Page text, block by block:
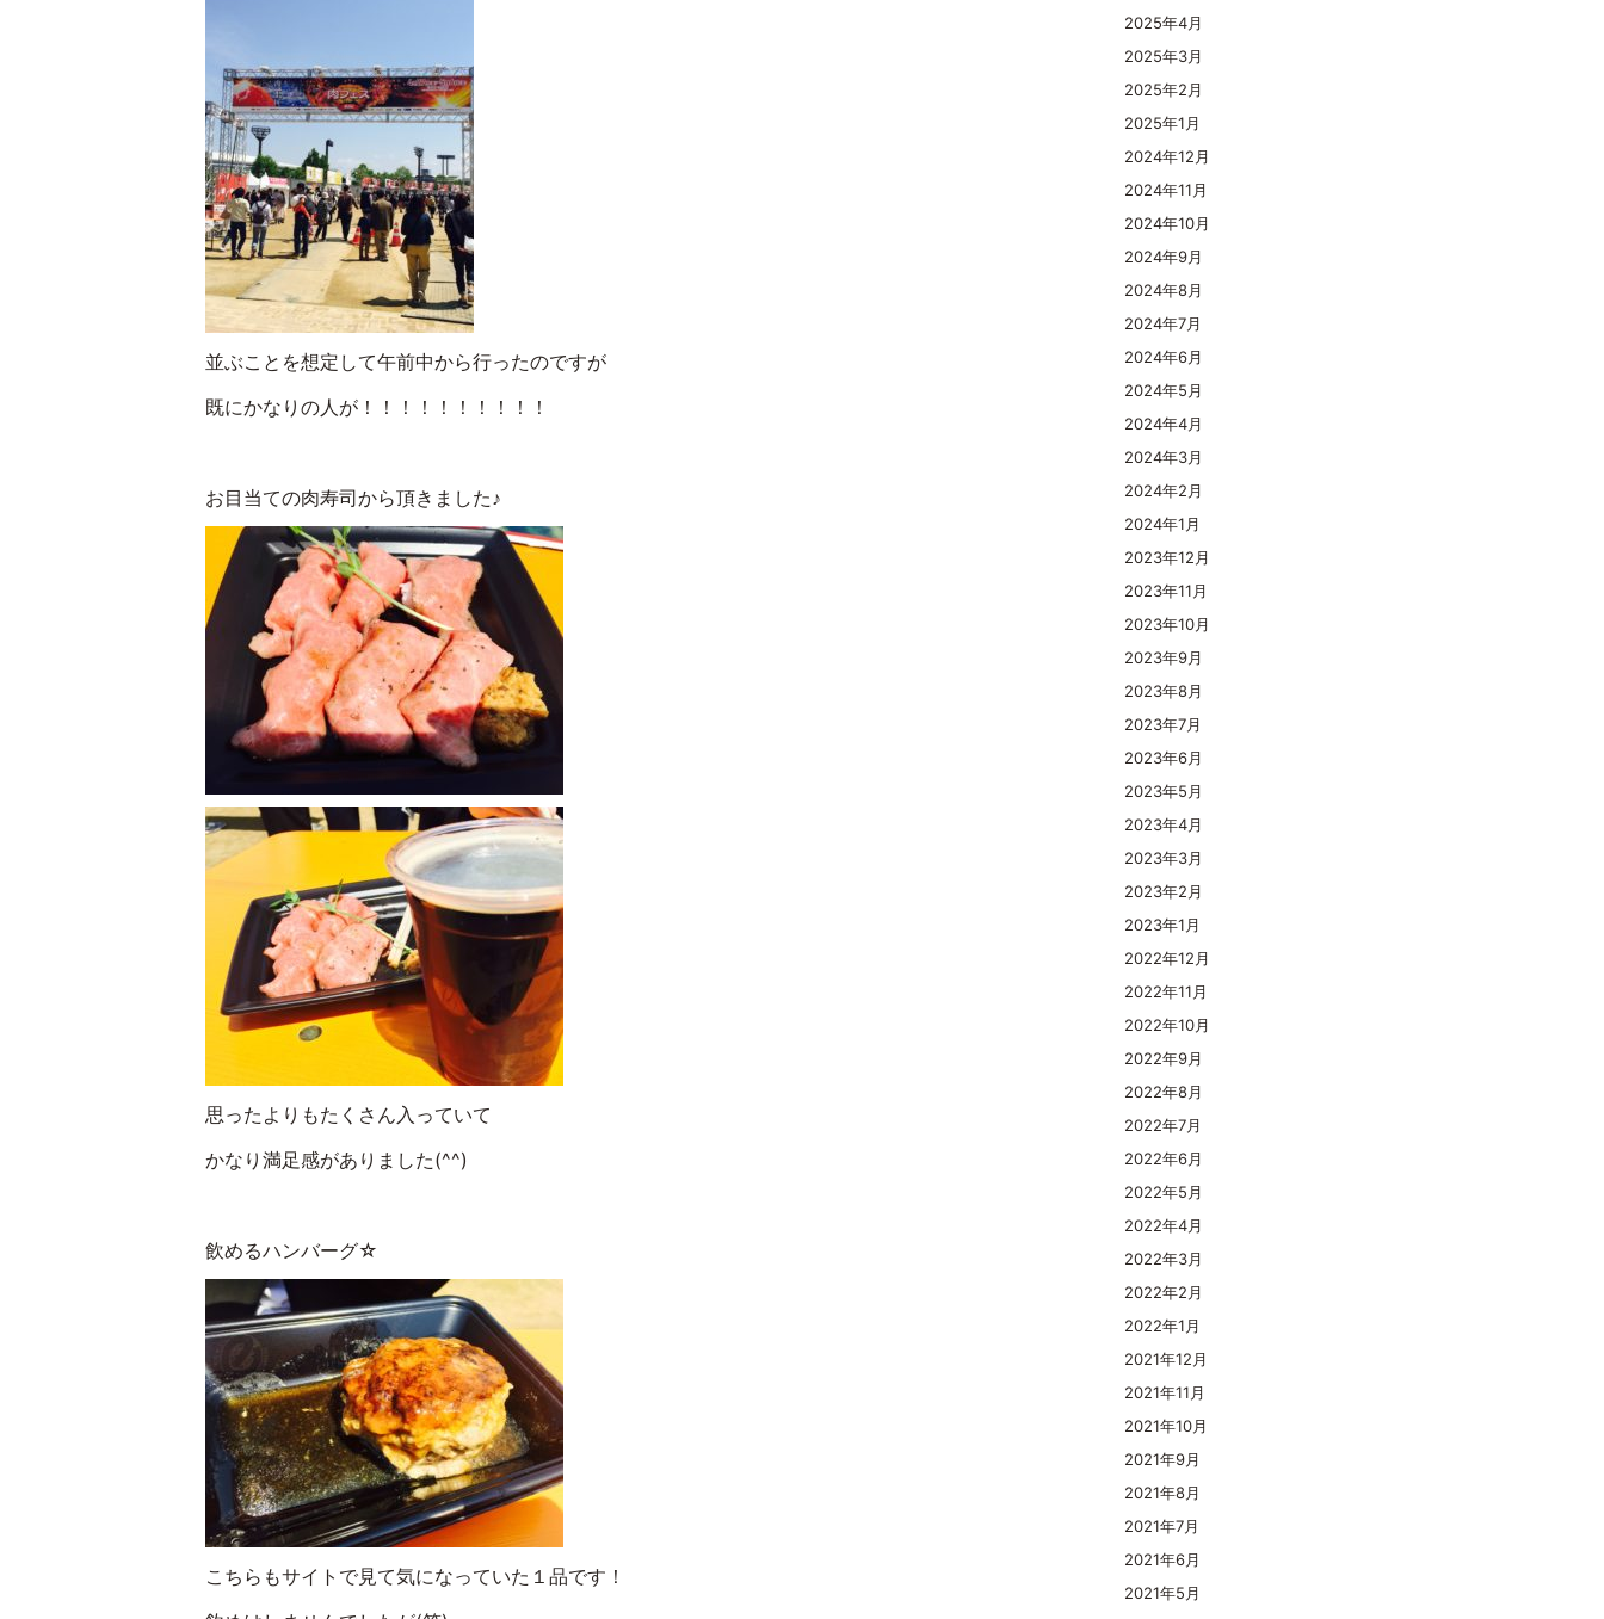
並ぶことを想定して午前中から行ったのですが
既にかなりの人が！！！！！！！！！！
お目当ての肉寿司から頂きました♪
思ったよりもたくさん入っていて
かなり満足感がありました(^^)
飲めるハンバーグ☆
こちらもサイトで見て気になっていた１品です！
2025年4月
2025年3月
2025年2月
2025年1月
2024年12月
2024年11月
2024年10月
2024年9月
2024年8月
2024年7月
2024年6月
2024年5月
2024年4月
2024年3月
2024年2月
2024年1月
2023年12月
2023年11月
2023年10月
2023年9月
2023年8月
2023年7月
2023年6月
2023年5月
2023年4月
2023年3月
2023年2月
2023年1月
2022年12月
2022年11月
2022年10月
2022年9月
2022年8月
2022年7月
2022年6月
2022年5月
2022年4月
2022年3月
2022年2月
2022年1月
2021年12月
2021年11月
2021年10月
2021年9月
2021年8月
2021年7月
2021年6月
2021年5月